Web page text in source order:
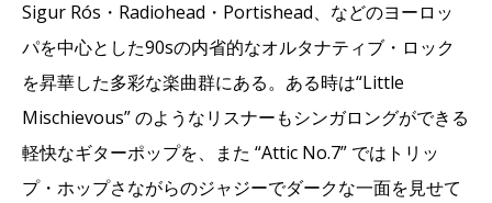
Sigur Rós・Radiohead・Portishead、などのヨーロッ
パを中心とした90sの内省的なオルタナティブ・ロック
を昇華した多彩な楽曲群にある。ある時は“Little
Mischievous” のようなリスナーもシンガロングができる
軽快なギターポップを、また “Attic No.7” ではトリッ
プ・ホップさながらのジャジーでダークな一面を見せて